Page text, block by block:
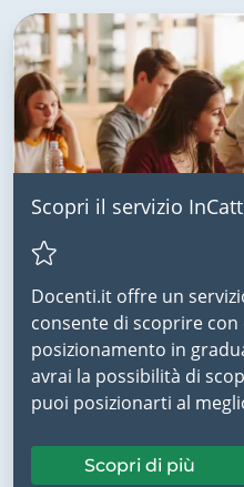
Scopri il servizio
Docenti.it offre un
consente di scoprire con
posizionamento in
avrai la possibilità di
puoi posizionarti al
Scopri di più